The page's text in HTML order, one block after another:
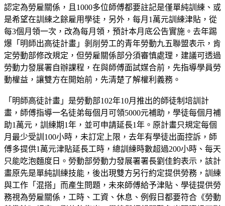
認定為勞雇關係，且1000多位師傅都要註記是僅單純訓練、或
是希望在訓練之餘雇用學徒，另外，每月1萬元訓練津貼，從
每3個月領一次，改為每月領，預計本月底公告實施。去年踢
爆「明師出高徒計畫」剝削勞工的青年勞動九五聯盟表示，肯
定勞動部修改規定，但勞雇關係部分須審慎處理，建議可透過
勞動力發展署自辦課程，在與師傅面試媒合前，先指導學員勞
動權益，讓雙方在開始前，先清楚了解權利義務。
「明師高徒計畫」是勞動部102年10月推出的師徒制培訓計
畫，師傅指導一名徒弟每個月可領5000元補助，學徒每個月補
助1萬元，訓練期1年，並可申請延長1年。原計畫只規定每個
月最少受訓100小時，未訂定上限，去年有學徒出面控訴，師
傅多提供1萬元津貼延長工時，總訓練時數超過200小時、每天
只能吃泡麵度日。勞動部勞動力發展署署長劉佳鈞表示，該計
畫原先是單純訓練技能，後出現雙方另行約定提供勞務，訓練
與工作「混搭」而產生問題，未來師傅給予津貼、學徒提供勞
務視為勞雇關係，工時、工資、休息、例假日都要符合《勞動